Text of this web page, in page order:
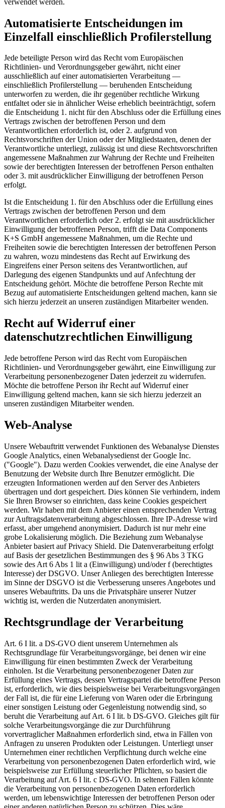
Automatisierte Entscheidungen im
Einzelfall einschließlich Profilerstellung
Jede beteiligte Person wird das Recht vom Europäischen
Richtlinien- und Verordnungsgeber gewährt, nicht einer
ausschließlich auf einer automatisierten Verarbeitung —
einschließlich Profilerstellung — beruhenden Entscheidung
unterworfen zu werden, die ihr gegenüber rechtliche Wirkung
entfaltet oder sie in ähnlicher Weise erheblich beeinträchtigt, sofern
die Entscheidung 1. nicht für den Abschluss oder die Erfüllung eines
Vertrags zwischen der betroffenen Person und dem
Verantwortlichen erforderlich ist, oder 2. aufgrund von
Rechtsvorschriften der Union oder der Mitgliedstaaten, denen der
Verantwortliche unterliegt, zulässig ist und diese Rechtsvorschriften
angemessene Maßnahmen zur Wahrung der Rechte und Freiheiten
sowie der berechtigten Interessen der betroffenen Person enthalten
oder 3. mit ausdrücklicher Einwilligung der betroffenen Person
erfolgt.
Ist die Entscheidung 1. für den Abschluss oder die Erfüllung eines
Vertrags zwischen der betroffenen Person und dem
Verantwortlichen erforderlich oder 2. erfolgt sie mit ausdrücklicher
Einwilligung der betroffenen Person, trifft die Data Components
K+S GmbH angemessene Maßnahmen, um die Rechte und
Freiheiten sowie die berechtigten Interessen der betroffenen Person
zu wahren, wozu mindestens das Recht auf Erwirkung des
Eingreifens einer Person seitens des Verantwortlichen, auf
Darlegung des eigenen Standpunkts und auf Anfechtung der
Entscheidung gehört. Möchte die betroffene Person Rechte mit
Bezug auf automatisierte Entscheidungen geltend machen, kann sie
sich hierzu jederzeit an unseren zuständigen Mitarbeiter wenden.
Recht auf Widerruf einer
datenschutzrechtlichen Einwilligung
Jede betroffene Person wird das Recht vom Europäischen
Richtlinien- und Verordnungsgeber gewährt, eine Einwilligung zur
Verarbeitung personenbezogener Daten jederzeit zu widerrufen.
Möchte die betroffene Person ihr Recht auf Widerruf einer
Einwilligung geltend machen, kann sie sich hierzu jederzeit an
unseren zuständigen Mitarbeiter wenden.
Web-Analyse
Unsere Webauftritt verwendet Funktionen des Webanalyse Dienstes
Google Analytics, einen Webanalysedienst der Google Inc.
("Google"). Dazu werden Cookies verwendet, die eine Analyse der
Benutzung der Website durch Ihre Benutzer ermöglicht. Die
erzeugten Informationen werden auf den Server des Anbieters
übertragen und dort gespeichert. Dies können Sie verhindern, indem
Sie Ihren Browser so einrichten, dass keine Cookies gespeichert
werden. Wir haben mit dem Anbieter einen entsprechenden Vertrag
zur Auftragsdatenverarbeitung abgeschlossen. Ihre IP-Adresse wird
erfasst, aber umgehend anonymisiert. Dadurch ist nur mehr eine
grobe Lokalisierung möglich. Die Beziehung zum Webanalyse
Anbieter basiert auf Privacy Shield. Die Datenverarbeitung erfolgt
auf Basis der gesetzlichen Bestimmungen des § 96 Abs 3 TKG
sowie des Art 6 Abs 1 lit a (Einwilligung) und/oder f (berechtigtes
Interesse) der DSGVO. Unser Anliegen des berechtigten Interesse
im Sinne der DSGVO ist die Verbesserung unseres Angebotes und
unseres Webauftritts. Da uns die Privatsphäre unserer Nutzer
wichtig ist, werden die Nutzerdaten anonymisiert.
Rechtsgrundlage der Verarbeitung
Art. 6 I lit. a DS-GVO dient unserem Unternehmen als
Rechtsgrundlage für Verarbeitungsvorgänge, bei denen wir eine
Einwilligung für einen bestimmten Zweck der Verarbeitung
einholen. Ist die Verarbeitung personenbezogener Daten zur
Erfüllung eines Vertrags, dessen Vertragspartei die betroffene Person
ist, erforderlich, wie dies beispielsweise bei Verarbeitungsvorgängen
der Fall ist, die für eine Lieferung von Waren oder die Erbringung
einer sonstigen Leistung oder Gegenleistung notwendig sind, so
beruht die Verarbeitung auf Art. 6 I lit. b DS-GVO. Gleiches gilt für
solche Verarbeitungsvorgänge die zur Durchführung
vorvertraglicher Maßnahmen erforderlich sind, etwa in Fällen von
Anfragen zu unseren Produkten oder Leistungen. Unterliegt unser
Unternehmen einer rechtlichen Verpflichtung durch welche eine
Verarbeitung von personenbezogenen Daten erforderlich wird, wie
beispielsweise zur Erfüllung steuerlicher Pflichten, so basiert die
Verarbeitung auf Art. 6 I lit. c DS-GVO. In seltenen Fällen könnte
die Verarbeitung von personenbezogenen Daten erforderlich
werden, um lebenswichtige Interessen der betroffenen Person oder